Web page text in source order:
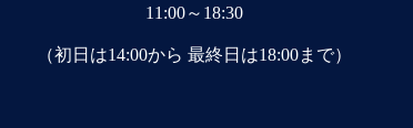
11:00～18:30
（初日は14:00から 最終日は18:00まで）